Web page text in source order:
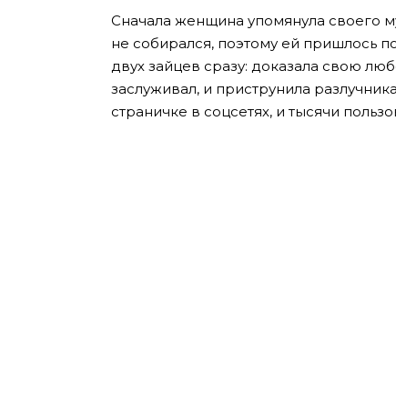
Сначала женщина упомянула своего
не собирался, поэтому ей пришлось
двух зайцев сразу: доказала свою
заслуживал, и приструнила
страничке в соцсетях, и тысячи